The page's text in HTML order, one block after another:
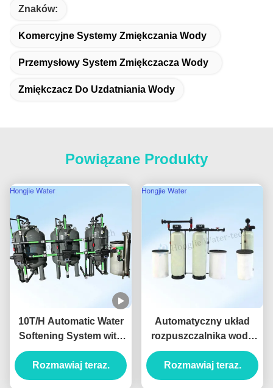
Znaków:
Komercyjne Systemy Zmiękczania Wody
Przemysłowy System Zmiękczacza Wody
Zmiękczacz Do Uzdatniania Wody
Powiązane Produkty
10T/H Automatic Water
Softening System with
UV Sterilization and Iron
Manganese Removal for
Hotels
Rozmawiaj teraz.
Automatyczny układ
rozpuszczalnika wody
sterowany przez
sterownik PLC z
zbiornikiem żywicy FRP
Rozmawiaj teraz.